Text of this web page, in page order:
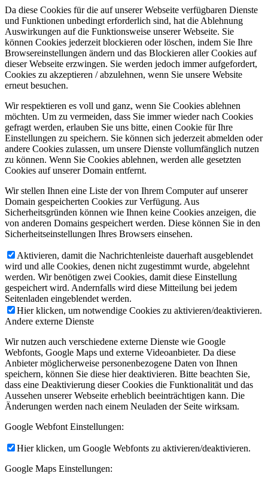
Da diese Cookies für die auf unserer Webseite verfügbaren Dienste
und Funktionen unbedingt erforderlich sind, hat die Ablehnung
Auswirkungen auf die Funktionsweise unserer Webseite. Sie
können Cookies jederzeit blockieren oder löschen, indem Sie Ihre
Browsereinstellungen ändern und das Blockieren aller Cookies auf
dieser Webseite erzwingen. Sie werden jedoch immer aufgefordert,
Cookies zu akzeptieren / abzulehnen, wenn Sie unsere Website
erneut besuchen.
Wir respektieren es voll und ganz, wenn Sie Cookies ablehnen
möchten. Um zu vermeiden, dass Sie immer wieder nach Cookies
gefragt werden, erlauben Sie uns bitte, einen Cookie für Ihre
Einstellungen zu speichern. Sie können sich jederzeit abmelden oder
andere Cookies zulassen, um unsere Dienste vollumfänglich nutzen
zu können. Wenn Sie Cookies ablehnen, werden alle gesetzten
Cookies auf unserer Domain entfernt.
Wir stellen Ihnen eine Liste der von Ihrem Computer auf unserer
Domain gespeicherten Cookies zur Verfügung. Aus
Sicherheitsgründen können wie Ihnen keine Cookies anzeigen, die
von anderen Domains gespeichert werden. Diese können Sie in den
Sicherheitseinstellungen Ihres Browsers einsehen.
Aktivieren, damit die Nachrichtenleiste dauerhaft ausgeblendet
wird und alle Cookies, denen nicht zugestimmt wurde, abgelehnt
werden. Wir benötigen zwei Cookies, damit diese Einstellung
gespeichert wird. Andernfalls wird diese Mitteilung bei jedem
Seitenladen eingeblendet werden.
Hier klicken, um notwendige Cookies zu aktivieren/deaktivieren.
Andere externe Dienste
Wir nutzen auch verschiedene externe Dienste wie Google
Webfonts, Google Maps und externe Videoanbieter. Da diese
Anbieter möglicherweise personenbezogene Daten von Ihnen
speichern, können Sie diese hier deaktivieren. Bitte beachten Sie,
dass eine Deaktivierung dieser Cookies die Funktionalität und das
Aussehen unserer Webseite erheblich beeinträchtigen kann. Die
Änderungen werden nach einem Neuladen der Seite wirksam.
Google Webfont Einstellungen:
Hier klicken, um Google Webfonts zu aktivieren/deaktivieren.
Google Maps Einstellungen: